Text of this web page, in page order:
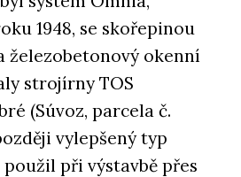
1948, se skořepinou
železobetonový okenní
strojírny TOS
(Súvoz, parcela č.
vylepšený typ
použil při výstavbě přes